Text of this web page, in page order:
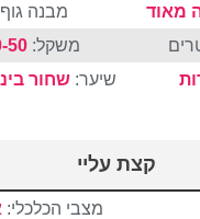
מאוד מבנה
משקל:50
שיער:שחור
קצת עליי
מצבי הכלכלי: